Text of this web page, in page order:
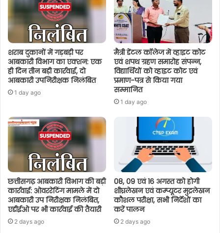
शराब दुकानों में गड़बड़ी पर
आबकारी विभाग का एक्शन: एक
ही दिन तीन बड़ी कार्रवाई, दो
आबकारी उपनिरीक्षक निलंबित
1 day ago
मैत्री डेंटल कॉलेज में व्हाइट कोट
एवं शपथ ग्रहण समारोह संपन्न,
विद्यार्थियों को व्हाइट कोट एवं
प्रमाण-पत्र से किया गया
सम्मानित
1 day ago
छत्तीसगढ़ आबकारी विभाग की बड़ी
कार्रवाई: ओवररेटिंग मामले में दो
आबकारी उप निरीक्षक निलंबित,
एडीईओ पर भी कार्रवाई की तैयारी
2 days ago
08, 09 एवं 16 अगस्त को होगी
शीघ्रलेखन एवं कम्प्यूटर मुद्रलेखन
कौशल परीक्षा, सभी निर्देशों का
करें पालन
2 days ago